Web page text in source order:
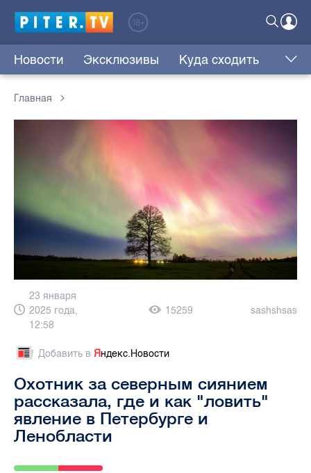
Новости Эксклюзивы Куда сходить
Главная
23 января
2025 года,
12:58
15259 sashshsas
Добавить в Яндекс.Новости
Охотник за северным сиянием
рассказала, где и как "ловить"
явление в Петербурге и
Ленобласти